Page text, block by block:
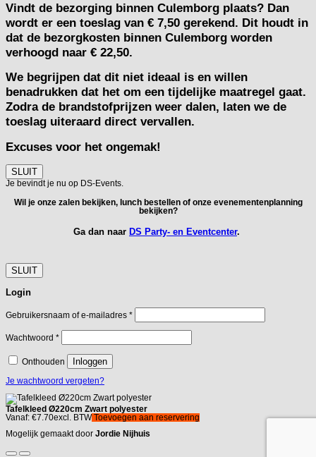
Vindt de bezorging binnen Culemborg plaats? Dan
wordt er een toeslag van € 7,50 gerekend. Dit houdt in
dat de bezorgkosten binnen Culemborg worden
verhoogd naar € 22,50.
We begrijpen dat dit niet ideaal is en willen
benadrukken dat het om een tijdelijke maatregel gaat.
Zodra de brandstofprijzen weer dalen, laten we de
toeslag uiteraard direct vervallen.
Excuses voor het ongemak!
SLUIT
Je bevindt je nu op DS-Events.
Wil je onze zalen bekijken, lunch bestellen of onze evenementenplanning
bekijken?
Ga dan naar DS Party- en Eventcenter.
SLUIT
Login
Gebruikersnaam of e-mailadres *Vereist
Wachtwoord *Vereist
Onthouden Inloggen
Je wachtwoord vergeten?
Tafelkleed Ø220cm Zwart polyester
Vanaf: €7.70excl. BTW Toevoegen aan reservering
Mogelijk gemaakt door Jordie Nijhuis